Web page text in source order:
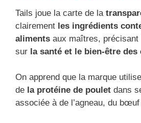
Tails joue la carte de la
clairement les ingrédients
aliments aux maîtres, précisant
sur la santé et le bien-être des
On apprend que la marque
de la protéine de poulet dans
associée à de l’agneau, du